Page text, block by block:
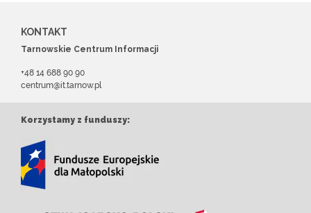
KONTAKT
Tarnowskie Centrum Informacji
+48 14 688 90 90
centrum@it.tarnow.pl
Korzystamy z funduszy: